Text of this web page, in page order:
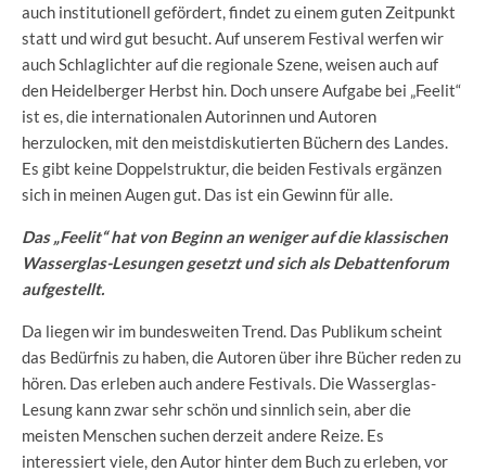
auch institutionell gefördert, findet zu einem guten Zeitpunkt
statt und wird gut besucht. Auf unserem Festival werfen wir
auch Schlaglichter auf die regionale Szene, weisen auch auf
den Heidelberger Herbst hin. Doch unsere Aufgabe bei „Feelit“
ist es, die internationalen Autorinnen und Autoren
herzulocken, mit den meistdiskutierten Büchern des Landes.
Es gibt keine Doppelstruktur, die beiden Festivals ergänzen
sich in meinen Augen gut. Das ist ein Gewinn für alle.
Das „Feelit“ hat von Beginn an weniger auf die klassischen
Wasserglas-Lesungen gesetzt und sich als Debattenforum
aufgestellt.
Da liegen wir im bundesweiten Trend. Das Publikum scheint
das Bedürfnis zu haben, die Autoren über ihre Bücher reden zu
hören. Das erleben auch andere Festivals. Die Wasserglas-
Lesung kann zwar sehr schön und sinnlich sein, aber die
meisten Menschen suchen derzeit andere Reize. Es
interessiert viele, den Autor hinter dem Buch zu erleben, vor